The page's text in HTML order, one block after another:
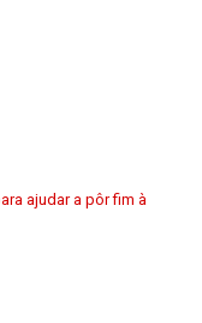
ajudar a pôr fim à